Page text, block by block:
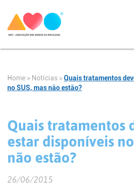
Home > Notícias >Quais tratamentos
no SUS, mas não estão?
Quais tratamentos
estar disponíveis no
não estão?
26/06/2015